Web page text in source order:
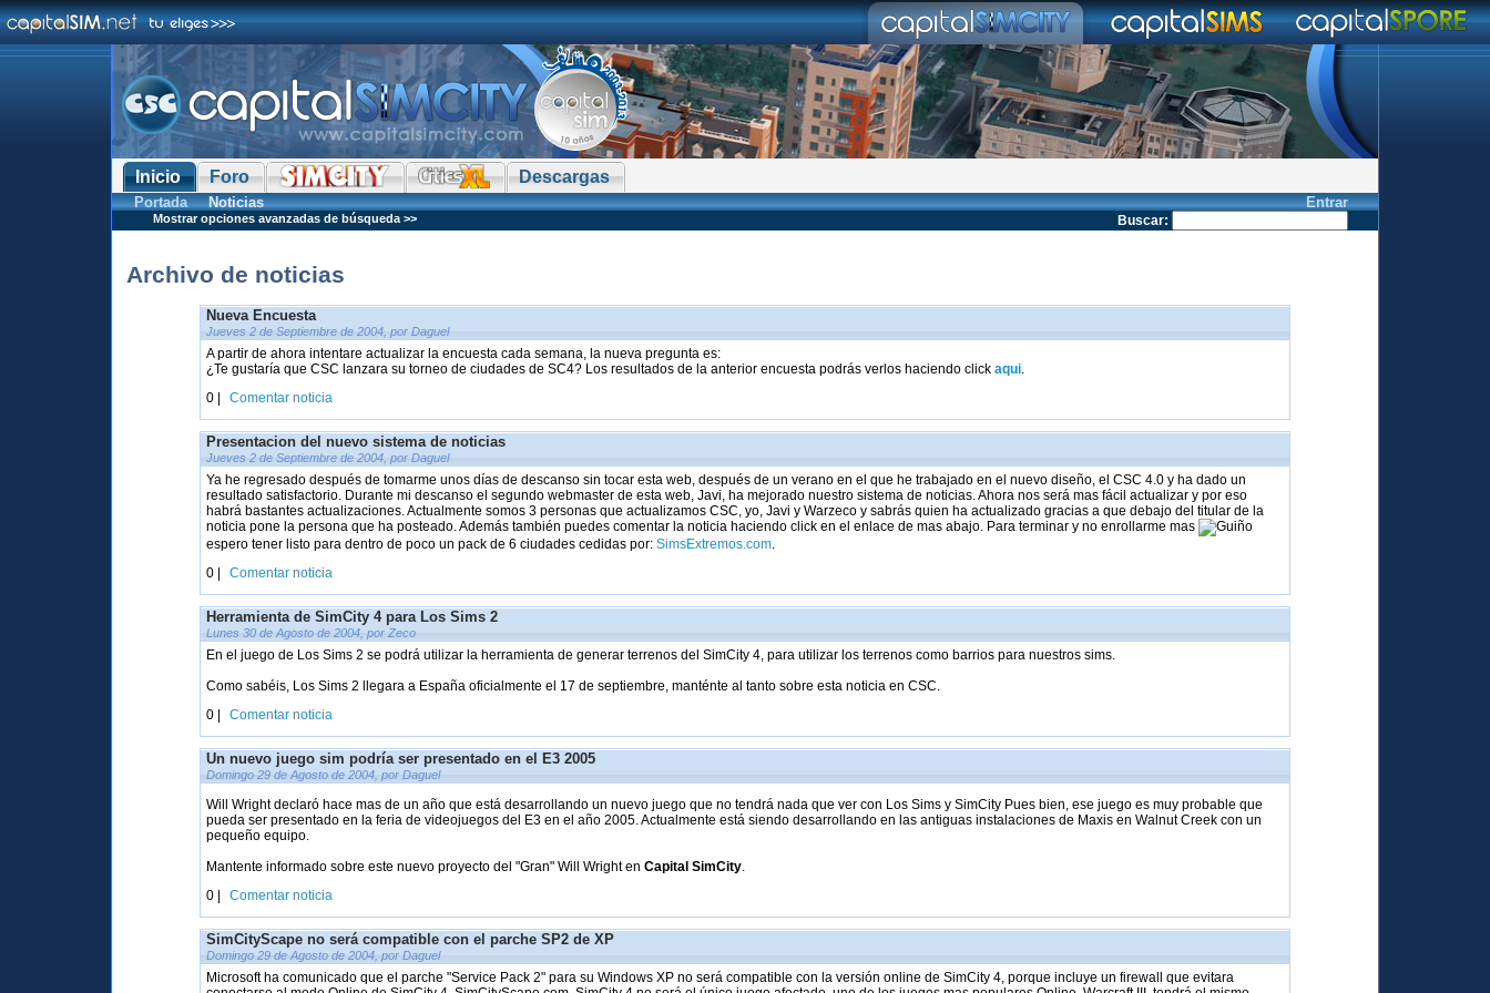
Inicio Foro Descargas
Entrar
Portada Noticias
Buscar:
Mostrar opciones avanzadas de búsqueda >>
Archivo de noticias
Nueva Encuesta
Jueves 2 de Septiembre de 2004, por Daguel
A partir de ahora intentare actualizar la encuesta cada semana, la nueva pregunta es:
¿Te gustaría que CSC lanzara su torneo de ciudades de SC4? Los resultados de la anterior encuesta podrás verlos haciendo clickaqui.
0 |
Comentar noticia
Presentacion del nuevo sistema de noticias
Jueves 2 de Septiembre de 2004, por Daguel
Ya he regresado después de tomarme unos días de descanso sin tocar esta web, después de un verano en el que he trabajado en el nuevo diseño, el CSC 4.0 y ha dado un
resultado satisfactorio. Durante mi descanso el segundo webmaster de esta web, Javi, ha mejorado nuestro sistema de noticias. Ahora nos será mas fácil actualizar y por eso
habrá bastantes actualizaciones. Actualmente somos 3 personas que actualizamos CSC, yo, Javi y Warzeco y sabrás quien ha actualizado gracias a que debajo del titular de la
noticia pone la persona que ha posteado. Además también puedes comentar la noticia haciendo click en el enlace de mas abajo. Para terminar y no enrollarme mas
espero tener listo para dentro de poco un pack de 6 ciudades cedidas por:SimsExtremos.com.
0 |
Comentar noticia
Herramienta de SimCity 4 para Los Sims 2
Lunes 30 de Agosto de 2004, por Zeco
En el juego de Los Sims 2 se podrá utilizar la herramienta de generar terrenos del SimCity 4, para utilizar los terrenos como barrios para nuestros sims.
Como sabéis, Los Sims 2 llegara a España oficialmente el 17 de septiembre, manténte al tanto sobre esta noticia en CSC.
0 |
Comentar noticia
Un nuevo juego sim podría ser presentado en el E3 2005
Domingo 29 de Agosto de 2004, por Daguel
Will Wright declaró hace mas de un año que está desarrollando un nuevo juego que no tendrá nada que ver con Los Sims y SimCity Pues bien, ese juego es muy probable que
pueda ser presentado en la feria de videojuegos del E3 en el año 2005. Actualmente está siendo desarrollando en las antiguas instalaciones de Maxis en Walnut Creek con un
pequeño equipo.
Mantente informado sobre este nuevo proyecto del "Gran" Will Wright enCapital SimCity.
0 |
Comentar noticia
SimCityScape no será compatible con el parche SP2 de XP
Domingo 29 de Agosto de 2004, por Daguel
Microsoft ha comunicado que el parche "Service Pack 2" para su Windows XP no será compatible con la versión online de SimCity 4, porque incluye un firewall que evitara